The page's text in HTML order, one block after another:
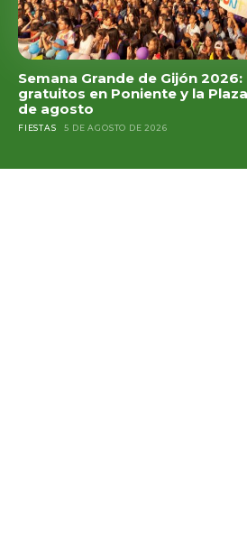
Semana Grande de Gijón
gratuitos en Poniente y la
de agosto
FIESTAS 5 DE AGOSTO DE 2026